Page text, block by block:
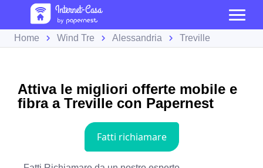
Home Wind Tre Alessandria Treville